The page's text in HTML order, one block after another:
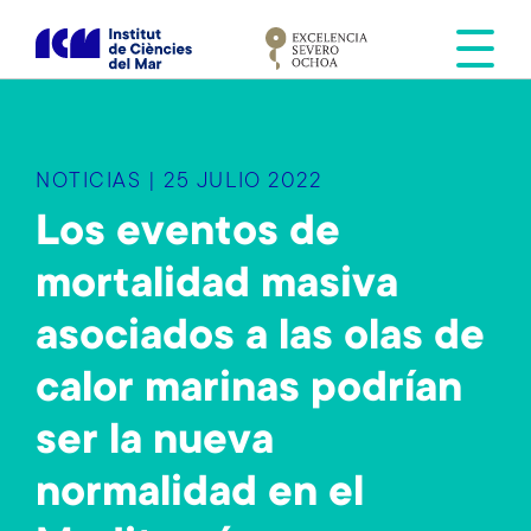
i
NOTICIAS | 25 JULIO 2022
Los eventos de
mortalidad masiva
asociados a las olas de
calor marinas podrían
ser la nueva
normalidad en el